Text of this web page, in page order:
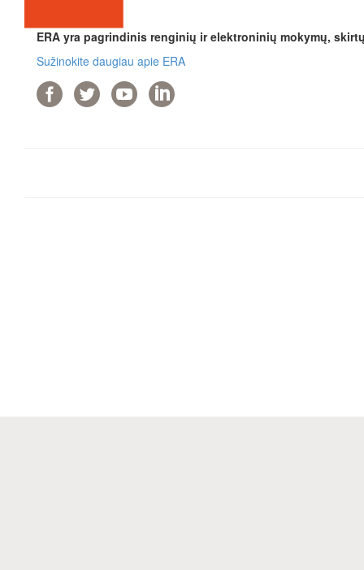
ERA yra pagrindinis renginių ir elektroninių mokymų,
Sužinokite daugiau apie ERA